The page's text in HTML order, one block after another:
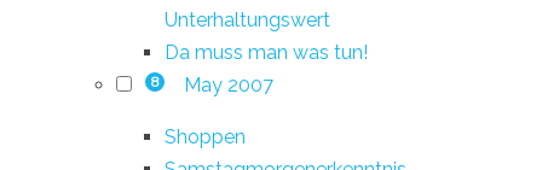
Unterhaltungswert
Da muss man was tun!
8 May 2007
Shoppen